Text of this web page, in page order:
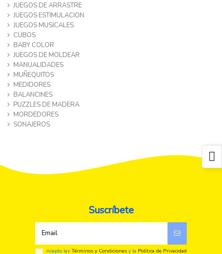
JUEGOS DE ARRASTRE
JUEGOS ESTIMULACION
JUEGOS MUSICALES
CUBOS
BABY COLOR
JUEGOS DE MOLDEAR
MANUALIDADES
MUÑEQUITOS
MEDIDORES
BALANCINES
PUZZLES DE MADERA
MORDEDORES
SONAJEROS
Suscríbete
Acepto lasTérminos y Condiciones y la Política de Privacidad